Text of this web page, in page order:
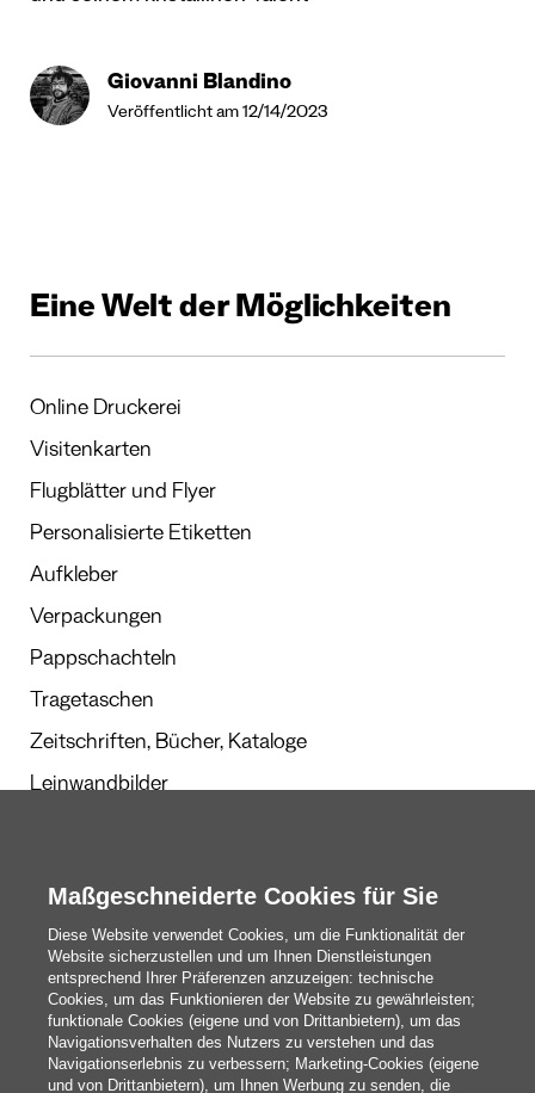
Giovanni Blandino
Veröffentlicht am 12/14/2023
Eine Welt der Möglichkeiten
Online Druckerei
Visitenkarten
Flugblätter und Flyer
Personalisierte Etiketten
Aufkleber
Verpackungen
Pappschachteln
Tragetaschen
Zeitschriften, Bücher, Kataloge
Leinwandbilder
Redaktion
Das Sind Wir
Maßgeschneiderte Cookies für Sie
Diese Website verwendet Cookies, um die Funktionalität der
Website sicherzustellen und um Ihnen Dienstleistungen
entsprechend Ihrer Präferenzen anzuzeigen: technische
Cookies, um das Funktionieren der Website zu gewährleisten;
funktionale Cookies (eigene und von Drittanbietern), um das
Navigationsverhalten des Nutzers zu verstehen und das
Navigationserlebnis zu verbessern; Marketing-Cookies (eigene
und von Drittanbietern), um Ihnen Werbung zu senden, die